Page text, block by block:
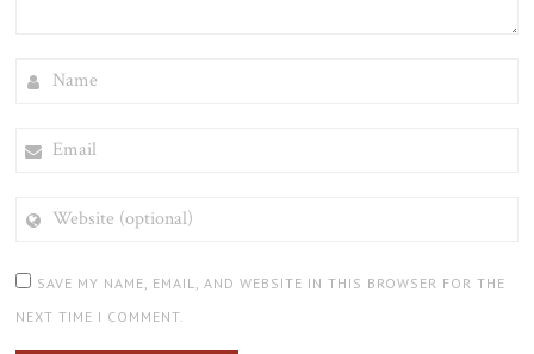
(OPTIONAL)
SAVE MY NAME, EMAIL, AND WEBSITE IN THIS BROWSER FOR THE
NEXT TIME I COMMENT.